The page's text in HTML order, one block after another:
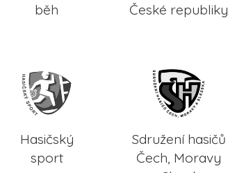
běh
České republiky
Hasičský
sport
Sdružení hasičů
Čech, Moravy